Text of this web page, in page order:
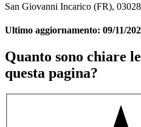
San Giovanni Incarico (FR), 03028
Ultimo aggiornamento: 09/11/
Quanto sono chiare
questa pagina?